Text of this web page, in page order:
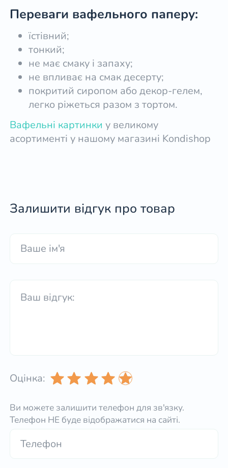
Переваги вафельного паперу:
їстівний;
тонкий;
не має смаку і запаху;
не впливає на смак десерту;
покритий сиропом або декор-гелем,
легко ріжеться разом з тортом.
Вафельні картинки у великому
асортименті у нашому магазині Kondishop
Залишити відгук про товар
Оцінка:
Ви можете залишити телефон для зв'язку.
Телефон НЕ буде відображатися на сайті.